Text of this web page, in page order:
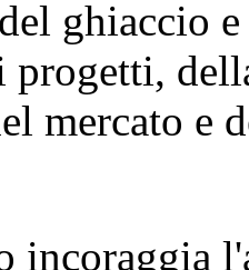
ghiaccio
progetti,
mercato e
incoraggia